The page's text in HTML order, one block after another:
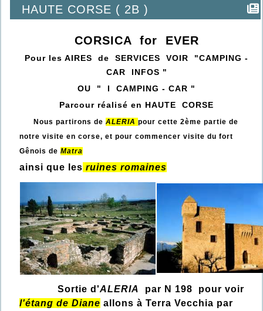
HAUTE CORSE ( 2B )
CORSICA for EVER
Pour les AIRES de SERVICES VOIR "CAMPING -
CAR INFOS "
OU " I CAMPING - CAR "
Parcour réalisé en HAUTE CORSE
Nous partirons de ALERIA pour cette 2ème partie de
notre visite en corse, et pour commencer visite du fort
Gênois de Matra
ainsi que les ruines romaines
Sortie d'ALERIA
par N 198 pour voir
l'étang de Diane allons à Terra Vecchia par